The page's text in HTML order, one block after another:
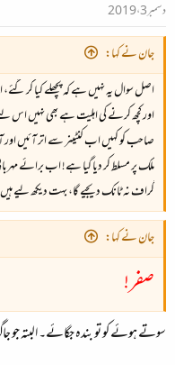
دسمبر 3، 2019
جان نے کہا:
اصل سوال یہ نہیں ہے کہ پچھلے کیا کر
اور کچھ کرنے کی اہلیت ہے بھی نہیں اس
صاحب کو کہیں اب کنٹینر سے اتر آئیں
ملک پر مسلط کر دیا گیا ہے! اب
گراف نہ ٹانک دیجیے گا، بہت دیکھ لیے
جان نے کہا:
صفر!
سوتے ہوئے کو تو بندہ جگائے۔ البتہ جو